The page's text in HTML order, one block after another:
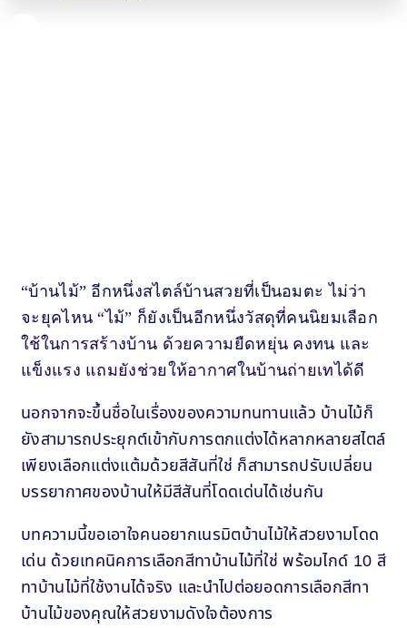
“บ้านไม้” อีกหนึ่งสไตล์บ้านสวยที่เป็นอมตะ ไม่ว่า
จะยุคไหน “ไม้” ก็ยังเป็นอีกหนึ่งวัสดุที่คนนิยมเลือก
ใช้ในการสร้างบ้าน ด้วยความยืดหยุ่น คงทน และ
แข็งแรง แถมยังช่วยให้อากาศในบ้านถ่ายเทได้ดี
นอกจากจะขึ้นชื่อในเรื่องของความทนทานแล้ว บ้านไม้ก็
ยังสามารถประยุกต์เข้ากับการตกแต่งได้หลากหลายสไตล์
เพียงเลือกแต่งแต้มด้วยสีสันที่ใช่ ก็สามารถปรับเปลี่ยน
บรรยากาศของบ้านให้มีสีสันที่โดดเด่นได้เช่นกัน
บทความนี้ขอเอาใจคนอยากเนรมิตบ้านไม้ให้สวยงามโดด
เด่น ด้วยเทคนิคการเลือกสีทาบ้านไม้ที่ใช่ พร้อมไกด์ 10 สี
ทาบ้านไม้ที่ใช้งานได้จริง และนำไปต่อยอดการเลือกสีทา
บ้านไม้ของคุณให้สวยงามดังใจต้องการ